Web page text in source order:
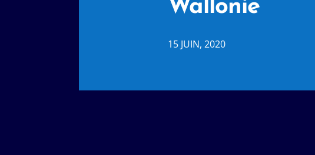
Wallonie
15 JUIN, 2020